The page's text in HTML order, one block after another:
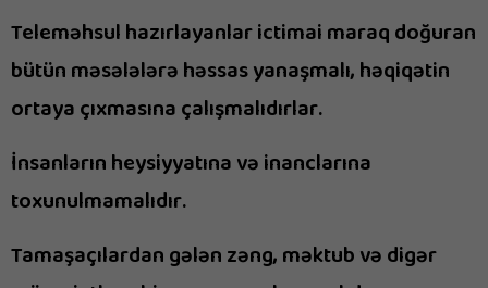
Teleməhsul hazırlayanlar ictimai maraq doğuran
bütün məsələlərə həssas yanaşmalı, həqiqətin
ortaya çıxmasına çalışmalıdırlar.
İnsanların heysiyyatına və inanclarına
toxunulmamalıdır.
Tamaşaçılardan gələn zəng, məktub və digər